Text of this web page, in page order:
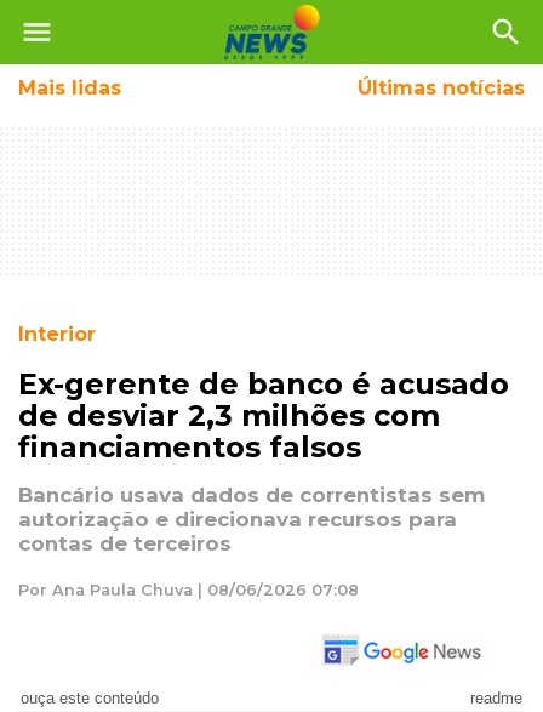
menu search
Mais lidas Últimas notícias
Interior
Ex-gerente de banco é acusado
de desviar 2,3 milhões com
financiamentos falsos
Bancário usava dados de correntistas sem
autorização e direcionava recursos para
contas de terceiros
Por Ana Paula Chuva | 08/06/2026 07:08
ouça este conteúdo readme